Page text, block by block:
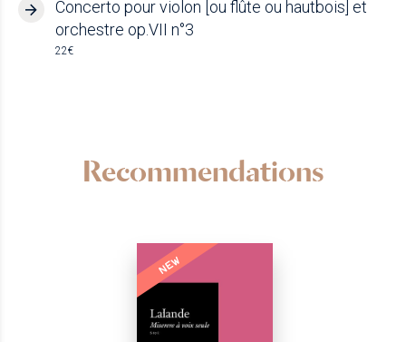
Concerto pour violon [ou flûte ou hautbois] et
orchestre op.VII n°3
22€
Recommendations
NEW